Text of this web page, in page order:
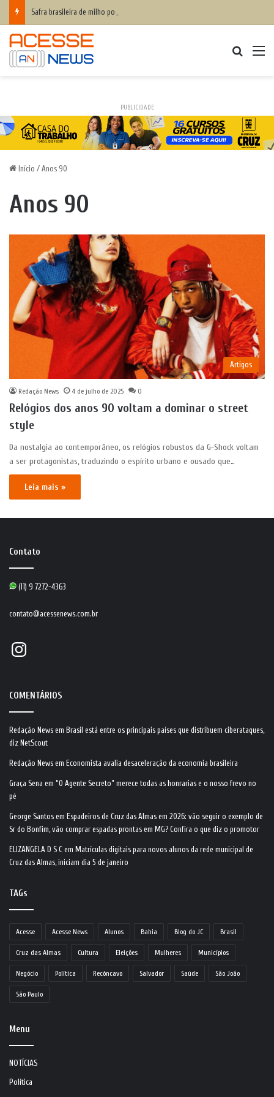
Safra brasileira de milho pode superar 140 milhões de toneladas
PUBLICIDADE
Início / Anos 90
Anos 90
Artigos
Redação News 4 de julho de 2025 0
Relógios dos anos 90 voltam a dominar o street
style
Da nostalgia ao contemporâneo, os relógios robustos da G-Shock voltam
a ser protagonistas, traduzindo o espírito urbano e ousado que…
Leia mais »
Contato
(11) 9 7272-4363
contato@acessenews.com.br
Instagram
COMENTÁRIOS
Redação News em Brasil está entre os principais países que distribuem ciberataques,
diz NetScout
Redação News em Economista avalia desaceleração da economia brasileira
Graça Sena em “O Agente Secreto” merece todas as honrarias e o nosso frevo no
pé
George Santos em Espadeiros de Cruz das Almas em 2026: vão seguir o exemplo de
Sr do Bonfim, vão comprar espadas prontas em MG? Confira o que diz o promotor
ELIZANGELA D S C em Matrículas digitais para novos alunos da rede municipal de
Cruz das Almas, iniciam dia 5 de janeiro
TAGs
Acesse Acesse News Alunos Bahia Blog do JC Brasil
Cruz das Almas Cultura Eleições Mulheres Municípios
Negócio Política Recôncavo Salvador Saúde São João
São Paulo
Menu
NOTÍCIAS
Política